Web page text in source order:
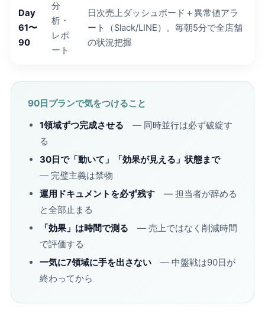
Day
61〜
90
分
析・
レポ
ート
日次売上ダッシュボード＋異常値アラ
ート（Slack/LINE）。毎朝5分で全店舗
の状況把握
90日プランで気をつけること
1領域ずつ完成させる ― 同時並行は必ず破綻す
る
30日で「動いて」「効果が見える」状態まで
― 完璧主義は禁物
運用ドキュメントを必ず残す ― 担当者が辞める
と全部止まる
「効果」は時間で測る ― 売上ではなく削減時間
で評価する
一気に7領域に手を出さない ― 中盤戦は90日が
終わってから